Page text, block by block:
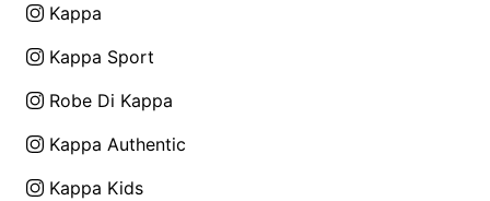
Kappa
Kappa Sport
Robe Di Kappa
Kappa Authentic
Kappa Kids